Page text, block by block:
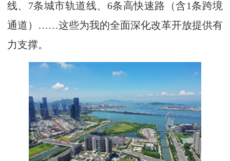
线、7条城市轨道线、6条高快速路（含1条跨境
通道）……这些为我的全面深化改革开放提供有
力支撑。